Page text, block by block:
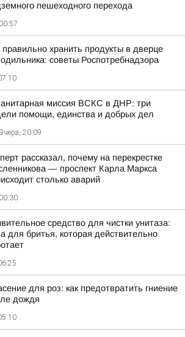
пешеходного перехода
00:57
правильно хранить продукты в дверце
советы Роспотребнадзора
миссия ВСКС в ДНР: три
помощи, единства и добрых дел
Вчера, 20:09
рассказал, почему на перекрестке
— проспект Карла Маркса
столько аварий
00:30
средство для чистки унитаза:
для бритья, которая действительно
для роз: как предотвратить гниение
дождя